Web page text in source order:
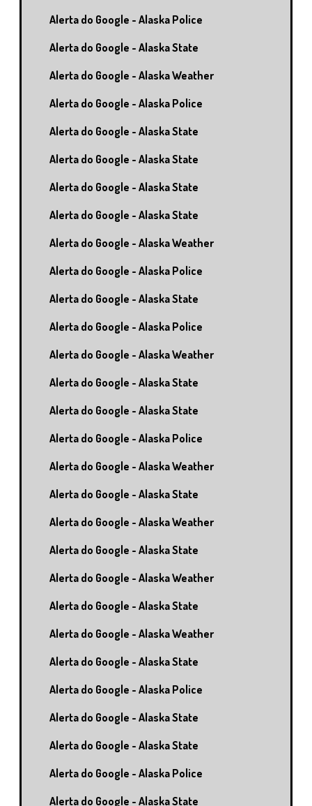
Alerta do Google - Alaska Police
Alerta do Google - Alaska State
Alerta do Google - Alaska Weather
Alerta do Google - Alaska Police
Alerta do Google - Alaska State
Alerta do Google - Alaska State
Alerta do Google - Alaska State
Alerta do Google - Alaska State
Alerta do Google - Alaska Weather
Alerta do Google - Alaska Police
Alerta do Google - Alaska State
Alerta do Google - Alaska Police
Alerta do Google - Alaska Weather
Alerta do Google - Alaska State
Alerta do Google - Alaska State
Alerta do Google - Alaska Police
Alerta do Google - Alaska Weather
Alerta do Google - Alaska State
Alerta do Google - Alaska Weather
Alerta do Google - Alaska State
Alerta do Google - Alaska Weather
Alerta do Google - Alaska State
Alerta do Google - Alaska Weather
Alerta do Google - Alaska State
Alerta do Google - Alaska Police
Alerta do Google - Alaska State
Alerta do Google - Alaska State
Alerta do Google - Alaska Police
Alerta do Google - Alaska State